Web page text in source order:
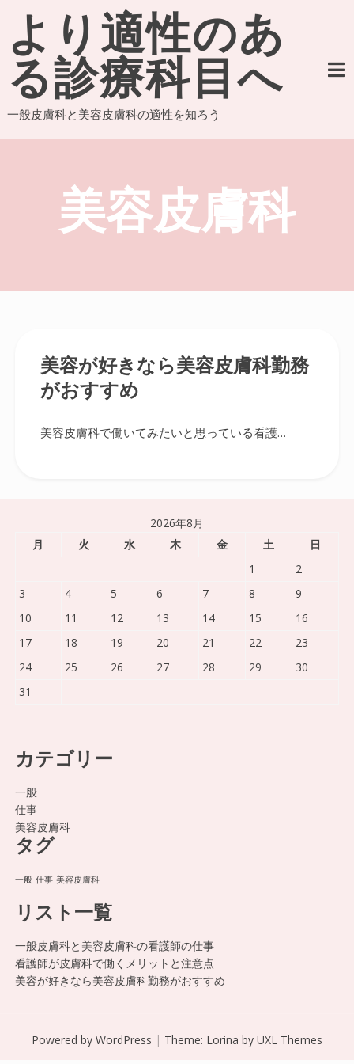
content
より適性のあ
る診療科目へ
一般皮膚科と美容皮膚科の適性を知ろう
美容皮膚科
美容が好きなら美容皮膚科勤務
がおすすめ
美容皮膚科で働いてみたいと思っている看護…
2026年8月
月
火 水 木 金 土
日
1
2
3
4 5 6 7 8
9
10
11 12 13 14 15
16
17
18 19 20 21 22
23
24
25 26 27 28 29
30
31
カテゴリー
一般
仕事
美容皮膚科
タグ
一般 仕事 美容皮膚科
リスト一覧
一般皮膚科と美容皮膚科の看護師の仕事
看護師が皮膚科で働くメリットと注意点
美容が好きなら美容皮膚科勤務がおすすめ
Powered by WordPress | Theme: Lorina by UXL Themes